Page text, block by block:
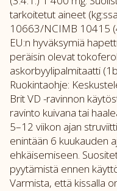
tarkoitetut aineet
10663/NCIMB 10415
EU:n hyväksymiä
peräisin olevat
askorbyylipalmitaatti
Ruokintaohje:
Brit VD -ravinnon
ravinto kuivana tai
5–12 viikon ajan
enintään 6 kuukauden
ehkäisemiseen.
pyytämistä ennen
Varmista, että kissalla